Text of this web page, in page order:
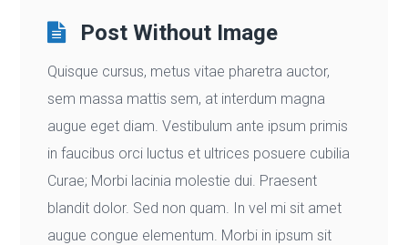
Post Without Image
Quisque cursus, metus vitae pharetra auctor,
sem massa mattis sem, at interdum magna
augue eget diam. Vestibulum ante ipsum primis
in faucibus orci luctus et ultrices posuere cubilia
Curae; Morbi lacinia molestie dui. Praesent
blandit dolor. Sed non quam. In vel mi sit amet
augue congue elementum. Morbi in ipsum sit